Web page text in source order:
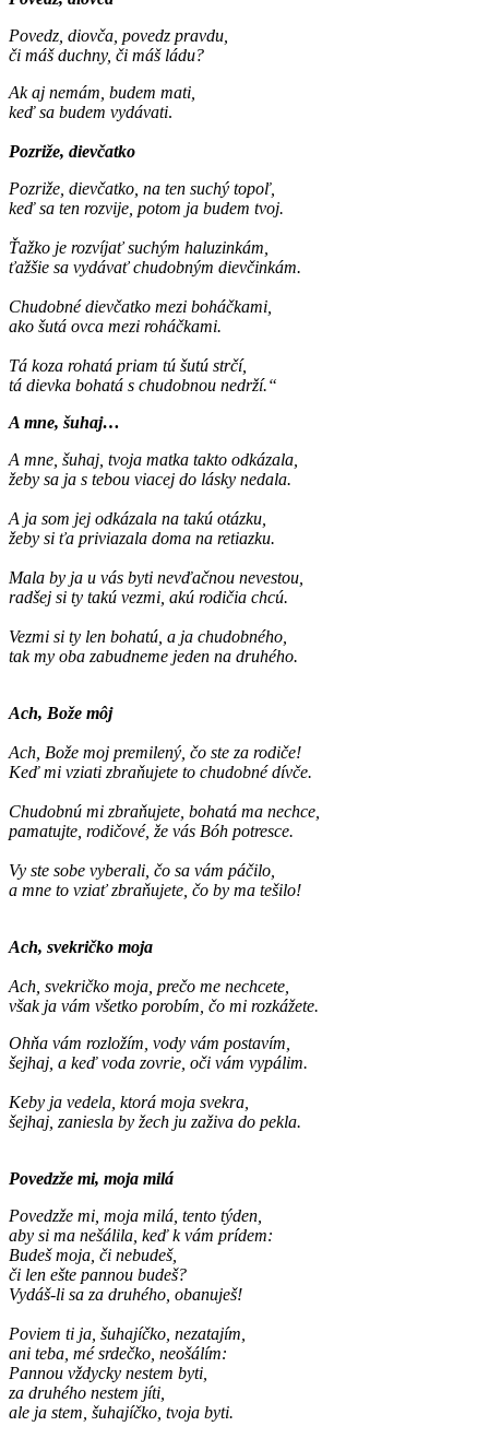
Povedz, diovča, povedz pravdu,
či máš duchny, či máš ládu?
Ak aj nemám, budem mati,
keď sa budem vydávati.
Pozriže, dievčatko
Pozriže, dievčatko, na ten suchý topoľ,
keď sa ten rozvije, potom ja budem tvoj.
Ťažko je rozvíjať suchým haluzinkám,
ťažšie sa vydávať chudobným dievčinkám.
Chudobné dievčatko mezi boháčkami,
ako šutá ovca mezi roháčkami.
Tá koza rohatá priam tú šutú strčí,
tá dievka bohatá s chudobnou nedrží.“
A mne, šuhaj…
A mne, šuhaj, tvoja matka takto odkázala,
žeby sa ja s tebou viacej do lásky nedala.
A ja som jej odkázala na takú otázku,
žeby si ťa priviazala doma na retiazku.
Mala by ja u vás byti nevďačnou nevestou,
radšej si ty takú vezmi, akú rodičia chcú.
Vezmi si ty len bohatú, a ja chudobného,
tak my oba zabudneme jeden na druhého.
Ach, Bože môj
Ach, Bože moj premilený, čo ste za rodiče!
Keď mi vziati zbraňujete to chudobné dívče.
Chudobnú mi zbraňujete, bohatá ma nechce,
pamatujte, rodičové, že vás Bóh potresce.
Vy ste sobe vyberali, čo sa vám páčilo,
a mne to vziať zbraňujete, čo by ma tešilo!
Ach, svekričko moja
Ach, svekričko moja, prečo me nechcete,
však ja vám všetko porobím, čo mi rozkážete.
Ohňa vám rozložím, vody vám postavím,
šejhaj, a keď voda zovrie, oči vám vypálim.
Keby ja vedela, ktorá moja svekra,
šejhaj, zaniesla by žech ju zaživa do pekla.
Povedzže mi, moja milá
Povedzže mi, moja milá, tento týden,
aby si ma nešálila, keď k vám prídem:
Budeš moja, či nebudeš,
či len ešte pannou budeš?
Vydáš-li sa za druhého, obanuješ!
Poviem ti ja, šuhajíčko, nezatajím,
ani teba, mé srdečko, neošálím:
Pannou vždycky nestem byti,
za druhého nestem jíti,
ale ja stem, šuhajíčko, tvoja byti.